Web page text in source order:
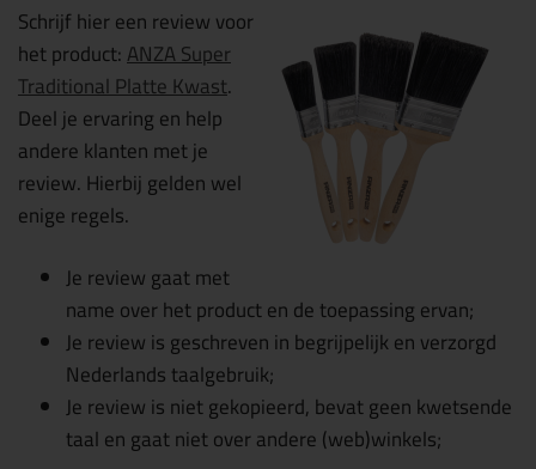
Schrijf hier een review voor
het product:ANZA Super
Traditional Platte Kwast.
Deel je ervaring en help
andere klanten met je
review. Hierbij gelden wel
enige regels.
Je review gaat met
name over het product en de toepassing ervan;
Je review is geschreven in begrijpelijk en verzorgd
Nederlands taalgebruik;
Je review is niet gekopieerd, bevat geen kwetsende
taal en gaat niet over andere (web)winkels;